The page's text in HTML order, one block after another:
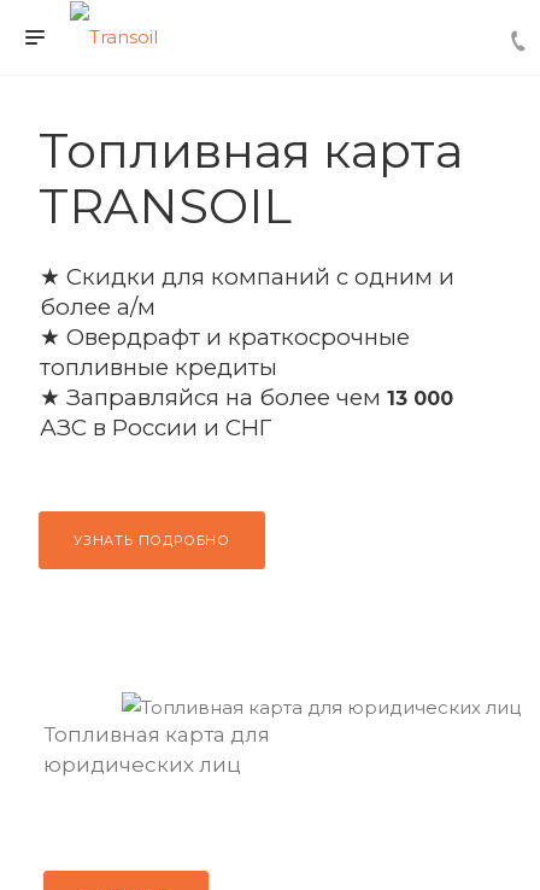
Топливная карта
TRANSOIL
★ Скидки для компаний с одним и
более а/м
★ Овердрафт и краткосрочные
топливные кредиты
★ Заправляйся на более чем 13 000
АЗС в России и СНГ
УЗНАТЬ ПОДРОБНО
Топливная карта для
юридических лиц